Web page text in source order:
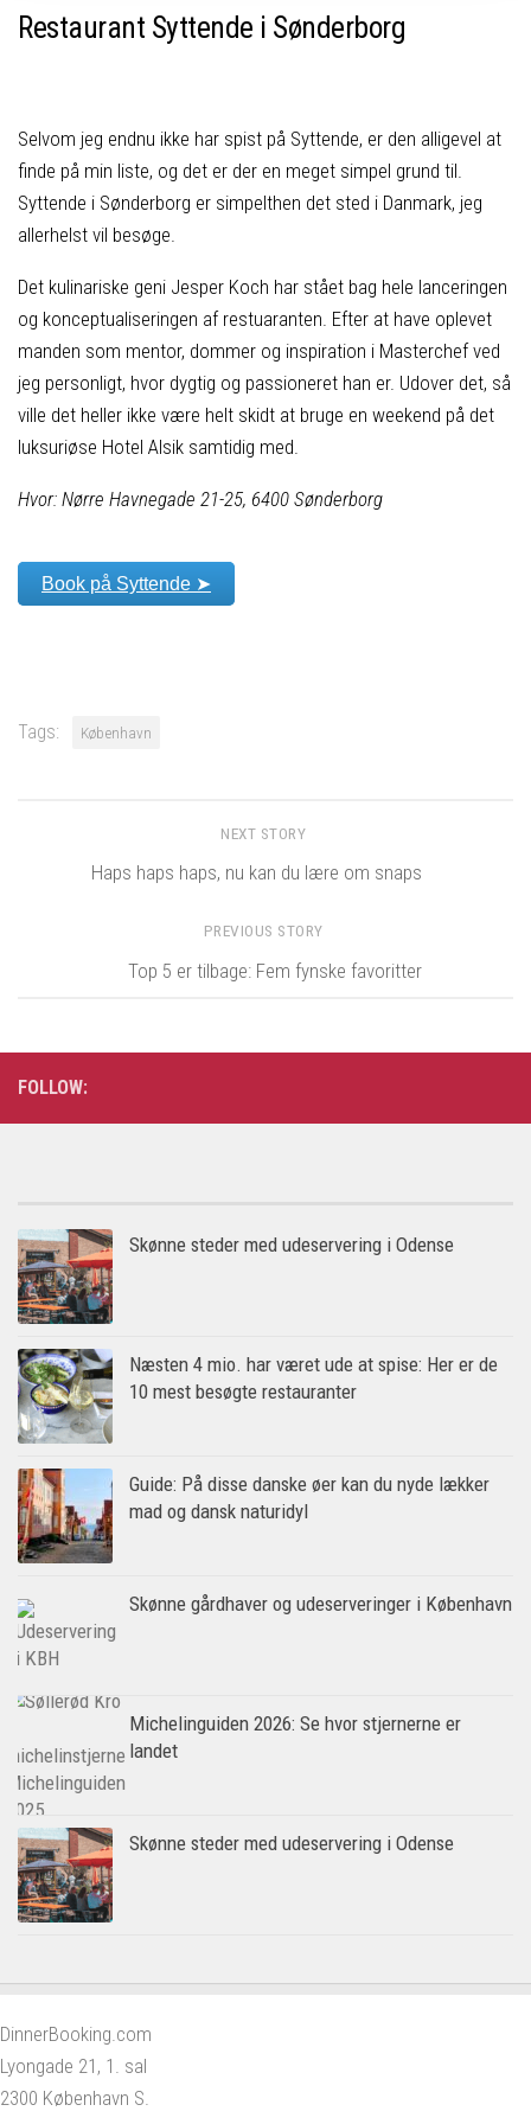
Restaurant Syttende i Sønderborg
Selvom jeg endnu ikke har spist på Syttende, er den alligevel at
finde på min liste, og det er der en meget simpel grund til.
Syttende i Sønderborg er simpelthen det sted i Danmark, jeg
allerhelst vil besøge.
Det kulinariske geni Jesper Koch har stået bag hele lanceringen
og konceptualiseringen af restuaranten. Efter at have oplevet
manden som mentor, dommer og inspiration i Masterchef ved
jeg personligt, hvor dygtig og passioneret han er. Udover det, så
ville det heller ikke være helt skidt at bruge en weekend på det
luksuriøse Hotel Alsik samtidig med.
Hvor: Nørre Havnegade 21-25, 6400 Sønderborg
Book på Syttende ➤
Tags: København
NEXT STORY
Haps haps haps, nu kan du lære om snaps
PREVIOUS STORY
Top 5 er tilbage: Fem fynske favoritter
FOLLOW:
Skønne steder med udeservering i Odense
Næsten 4 mio. har været ude at spise: Her er de
10 mest besøgte restauranter
Guide: På disse danske øer kan du nyde lækker
mad og dansk naturidyl
Skønne gårdhaver og udeserveringer i København
Michelinguiden 2026: Se hvor stjernerne er
landet
Skønne steder med udeservering i Odense
DinnerBooking.com
Lyongade 21, 1. sal
2300 København S.